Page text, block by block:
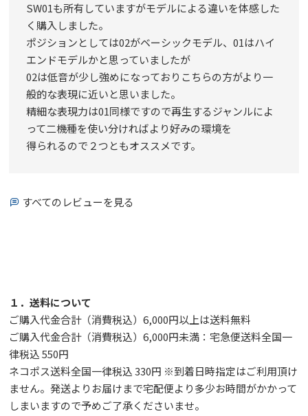
SW01も所有していますがモデルによる違いを体感した
く購入しました。
ポジションとしては02がベーシックモデル、01はハイ
エンドモデルかと思っていましたが
02は低音が少し強めになっておりこちらの方がより一
般的な表現に近いと思いました。
精細な表現力は01同様ですので再生するジャンルによ
って二機種を使い分ければより好みの環境を
すべてのレビューを見る
１．送料について
ご購入代金合計（消費税込）6,000円以上は送料無料
ご購入代金合計（消費税込）6,000円未満：宅急便送料全国一
律税込 550円
ネコポス送料全国一律税込 330円 ※到着日時指定はご利用頂け
ません。発送よりお届けまで宅配便より多少お時間がかかって
しまいますので予めご了承くださいませ。